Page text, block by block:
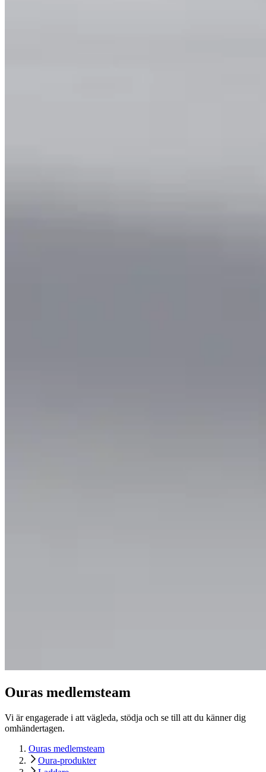
Ouras medlemsteam
Vi är engagerade i att vägleda, stödja och se till att du känner dig
omhändertagen.
Ouras medlemsteam
Oura-produkter